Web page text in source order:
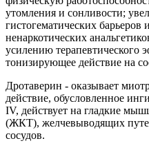
утомления и сонливости;
гистогематических
ненаркотических
усилению терапевтического
тонизирующее действие на
Дротаверин - оказывает
действие, обусловленное
IV, действует на гладкие
(ЖКТ), желчевыводящих
сосудов.